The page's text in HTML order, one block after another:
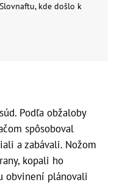
kde došlo k
Podľa obžaloby
spôsoboval
a zabávali. Nožom
kopali ho
obvinení plánovali